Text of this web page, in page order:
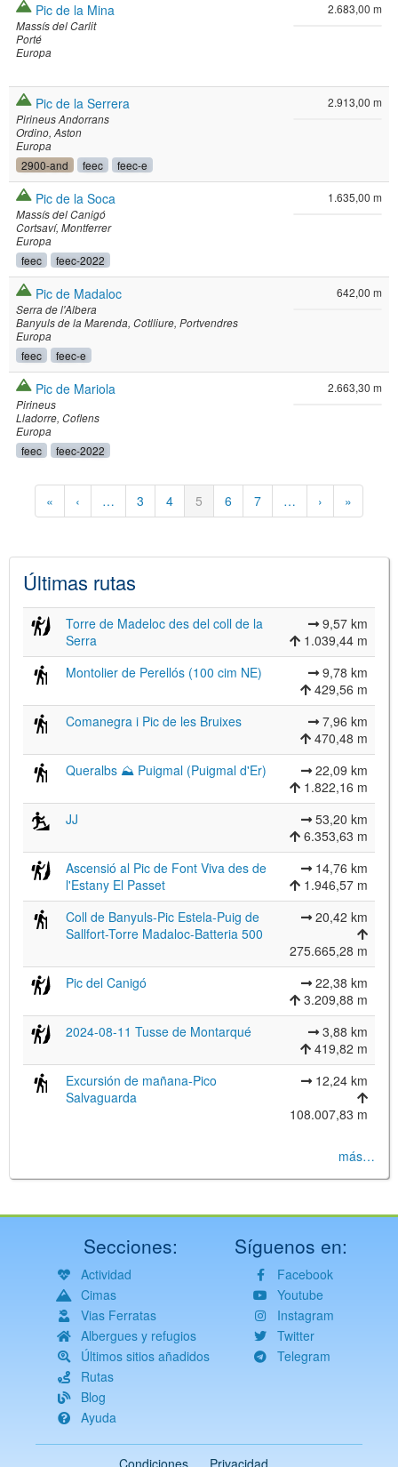
Pic de la Mina
Massís del Carlit
Porté
Europa
2.683,00 m
Pic de la Serrera
Pirineus Andorrans
Ordino Aston
Europa
2900-and feec feec-e
2.913,00 m
Pic de la Soca
Massís del Canigó
Cortsaví Montferrer
Europa
feec feec-2022
1.635,00 m
Pic de Madaloc
Serra de l'Albera
Banyuls de la Marenda Cotlliure Portvendres
Europa
feec feec-e
642,00 m
Pic de Mariola
Pirineus
Lladorre Coflens
Europa
feec feec-2022
2.663,30 m
Paginación
Primera
página
«
Página
anterior
‹ … Página
3 Página
4
Página
actual
5 Página
6 Página
7 …
Siguiente
página
›
Última
página
»
Últimas rutas
Torre de Madeloc des del coll de la
Serra
9,57 km
1.039,44 m
Montolier de Perellós (100 cim NE)
9,78 km
429,56 m
Comanegra i Pic de les Bruixes
7,96 km
470,48 m
Queralbs ⛰ Puigmal (Puigmal d'Er)
22,09 km
1.822,16 m
JJ
53,20 km
6.353,63 m
Ascensió al Pic de Font Viva des de
l'Estany El Passet
14,76 km
1.946,57 m
Coll de Banyuls-Pic Estela-Puig de
Sallfort-Torre Madaloc-Batteria 500
20,42 km
275.665,28 m
Pic del Canigó
22,38 km
3.209,88 m
2024-08-11 Tusse de Montarqué
3,88 km
419,82 m
Excursión de mañana-Pico
Salvaguarda
12,24 km
108.007,83 m
más…
Secciones:
Actividad
Cimas
Vias Ferratas
Albergues y refugios
Últimos sitios añadidos
Rutas
Blog
Ayuda
Síguenos en:
Facebook
Youtube
Instagram
Twitter
Telegram
Condiciones Privacidad